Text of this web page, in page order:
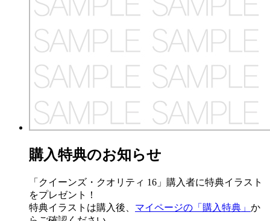
購入特典のお知らせ
「クイーンズ・クオリティ 16」購入者に特典イラスト
をプレゼント！
特典イラストは購入後、 マイページの「購入特典」 か